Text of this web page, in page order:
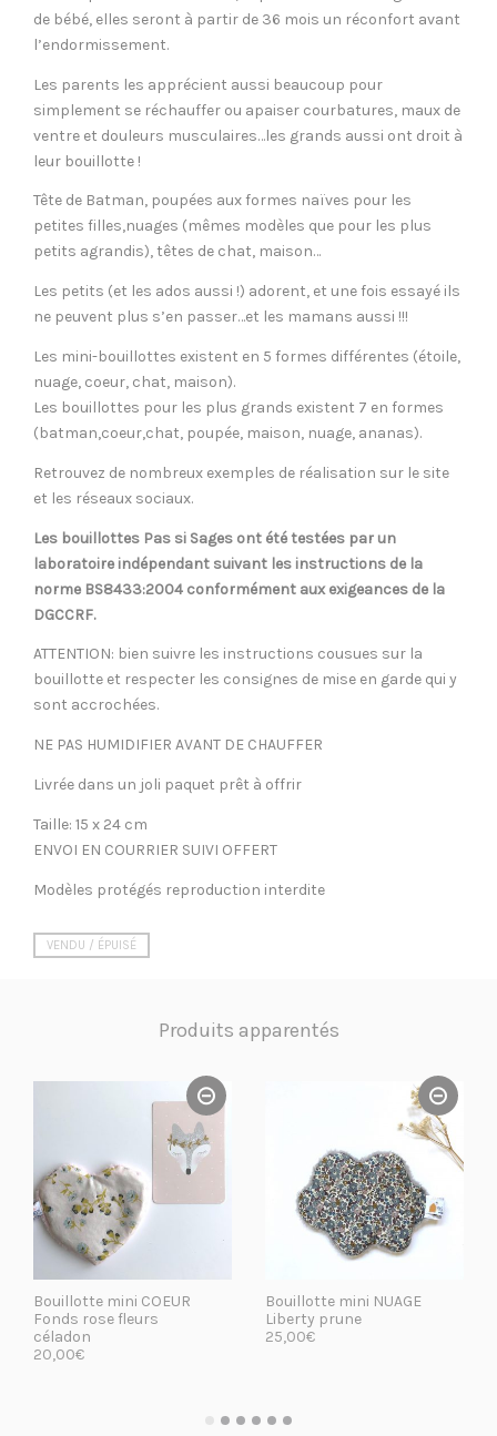
de bébé, elles seront à partir de 36 mois un réconfort avant
l’endormissement.
Les parents les apprécient aussi beaucoup pour
simplement se réchauffer ou apaiser courbatures, maux de
ventre et douleurs musculaires…les grands aussi ont droit à
leur bouillotte !
Tête de Batman, poupées aux formes naïves pour les
petites filles,nuages (mêmes modèles que pour les plus
petits agrandis), têtes de chat, maison…
Les petits (et les ados aussi !) adorent, et une fois essayé ils
ne peuvent plus s’en passer…et les mamans aussi !!!
Les mini-bouillottes existent en 5 formes différentes (étoile,
nuage, coeur, chat, maison).
Les bouillottes pour les plus grands existent 7 en formes
(batman,coeur,chat, poupée, maison, nuage, ananas).
Retrouvez de nombreux exemples de réalisation sur le site
et les réseaux sociaux.
Les bouillottes Pas si Sages ont été testées par un
laboratoire indépendant suivant les instructions de la
norme BS8433:2004 conformément aux exigeances de la
DGCCRF.
ATTENTION: bien suivre les instructions cousues sur la
bouillotte et respecter les consignes de mise en garde qui y
sont accrochées.
NE PAS HUMIDIFIER AVANT DE CHAUFFER
Livrée dans un joli paquet prêt à offrir
Taille: 15 x 24 cm
ENVOI EN COURRIER SUIVI OFFERT
Modèles protégés reproduction interdite
VENDU / ÉPUISÉ
Produits apparentés
Bouillotte mini COEUR
Fonds rose fleurs
céladon
20,00€
Bouillotte mini NUAGE
Liberty prune
25,00€